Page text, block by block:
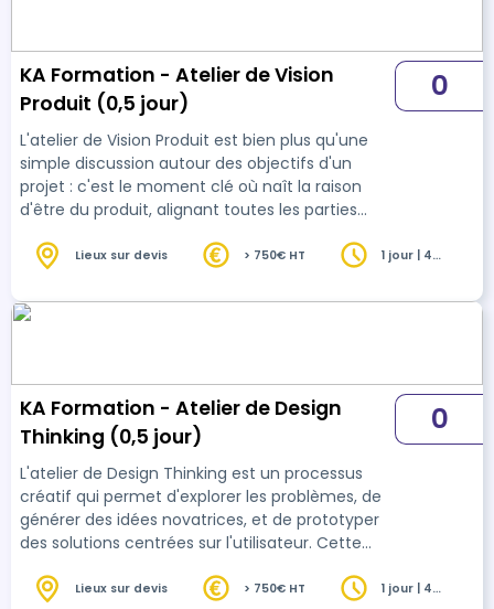
KA Formation - Atelier de Vision
Produit (0,5 jour)
L'atelier de Vision Produit est bien plus qu'une
simple discussion autour des objectifs d'un
projet : c'est le moment clé où naît la raison
d'être du produit, alignant toutes les parties
partagée. Savoir animer cet atelier, c'est
comprendre pourquoi leur travail compte, et
comment il contribue à une transformation
engageante et …
0
Lieux sur devis > 750€ HT
1 jour | 4
KA Formation - Atelier de Design
Thinking (0,5 jour)
L'atelier de Design Thinking est un processus
créatif qui permet d'explorer les problèmes, de
générer des idées novatrices, et de prototyper
des solutions centrées sur l'utilisateur. Cette
de Design Thinking de manière efficace, en
0
Lieux sur devis > 750€ HT
1 jour | 4